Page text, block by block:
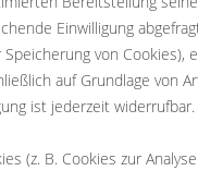
Einwilligung
von Cookies),
auf Grundlage von
ist jederzeit widerrufbar.
(z. B. Cookies zur